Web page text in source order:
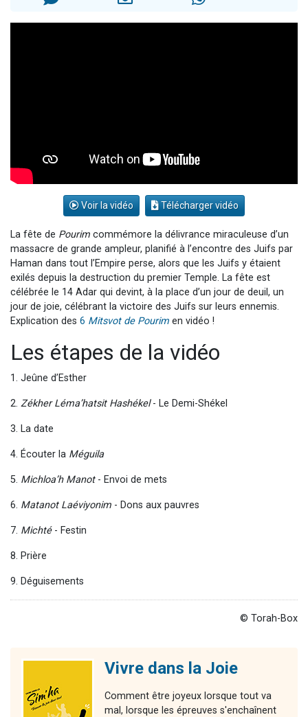
Voir la vidéo Télécharger vidéo
La fête de Pourim commémore la délivrance miraculeuse d’un
massacre de grande ampleur, planifié à l’encontre des Juifs par
Haman dans tout l’Empire perse, alors que les Juifs y étaient
exilés depuis la destruction du premier Temple. La fête est
célébrée le 14 Adar qui devint, à la place d’un jour de deuil, un
jour de joie, célébrant la victoire des Juifs sur leurs ennemis.
Explication des 6 Mitsvot de Pourim en vidéo !
Les étapes de la vidéo
1. Jeûne d’Esther
2. Zékher Léma’hatsit Hashékel- Le Demi-Shékel
3. La date
4. Écouter la Méguila
5. Michloa’h Manot- Envoi de mets
6. Matanot Laéviyonim - Dons aux pauvres
7. Michté- Festin
8. Prière
9. Déguisements
© Torah-Box
Vivre dans la Joie
Comment être joyeux lorsque tout va
mal, lorsque les épreuves s'enchaînent